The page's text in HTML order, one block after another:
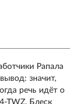
Рапала
значит,
речь идёт о
TWZ. Блеск